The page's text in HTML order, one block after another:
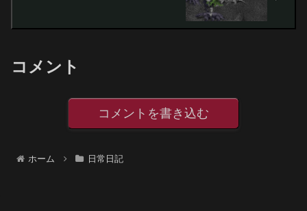
コメント
コメントを書き込む
ホーム 日常日記